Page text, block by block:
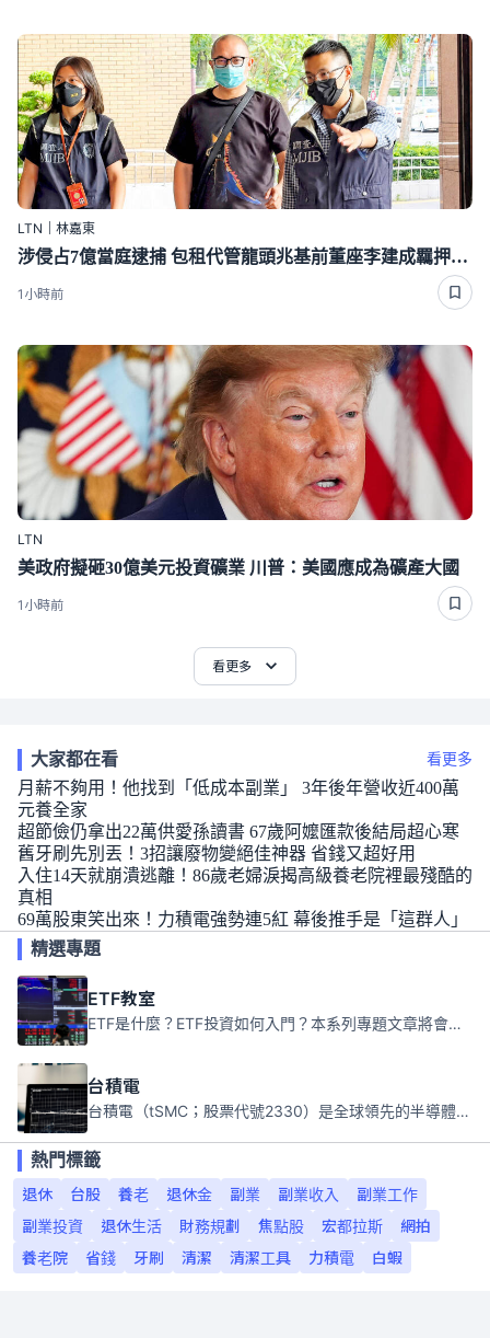
LTN｜林嘉東
涉侵占7億當庭逮捕 包租代管龍頭兆基前董座李建成羈押禁見
1小時前
LTN
美政府擬砸30億美元投資礦業 川普：美國應成為礦產大國
1小時前
看更多
大家都在看 看更多
月薪不夠用！他找到「低成本副業」 3年後年營收近400萬
元養全家
超節儉仍拿出22萬供愛孫讀書 67歲阿嬤匯款後結局超心寒
舊牙刷先別丟！3招讓廢物變絕佳神器 省錢又超好用
入住14天就崩潰逃離！86歲老婦淚揭高級養老院裡最殘酷的
真相
69萬股東笑出來！力積電強勢連5紅 幕後推手是「這群人」
精選專題
ETF教室
ETF是什麼？ETF投資如何入門？本系列專題文章將會告訴你新手必須知道的ETF基礎知識。
台積電
台積電（tSMC；股票代號2330）是全球領先的半導體代工公司，成立於1987年，總部位於台灣新竹。且已於美國、日本、德國及中國設廠，台積電是全球首家專業積體電路製造服務公司，也是全球最先進和最大規模的半導體代工廠。
熱門標籤
退休
台股 養老 退休金 副業 副業收入
副業工作
副業投資
退休生活 財務規劃 焦點股 宏都拉斯
網拍
養老院
省錢 牙刷 清潔 清潔工具 力積電 白蝦